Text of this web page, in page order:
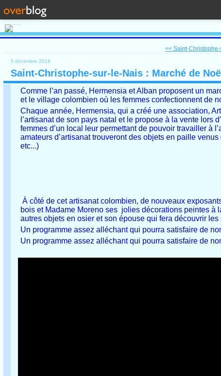
<< Saint-Christophe-
5 décembre 2019
Saint-Christophe-sur-le-Nais : Marché de
Comme l’an passé, Hermensia et Alban proposent un
et le village colombien où les femmes confectionnent de
Chaque année, Hermensia, qui a créé une association,
l’artisanat de son pays natal et le propose à la vente
femmes d’un local leur permettant de pouvoir travailler à
amateurs d’artisanat trouveront des objets en paille
etc...)
À côté de cet artisanat colombien, de nouveaux
bois et Madame Moreno ses jolies décorations peintes
autres objets en osier et son épouse qui fera découvrir
Un programme assez alléchant qui pourra satisfaire de
Un programme assez alléchant qui pourra satisfaire de